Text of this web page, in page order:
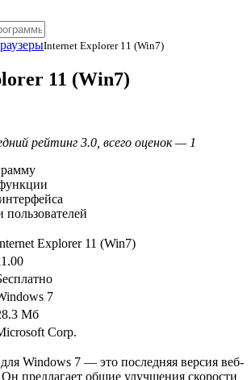
Internet Explorer 11 (Win7)
11 (Win7)
рейтинг 3.0, всего оценок — 1
Explorer 11 (Win7)
7
Мб
Corp.
Windows 7 — это последняя версия веб-
предлагает общие улучшения скорости